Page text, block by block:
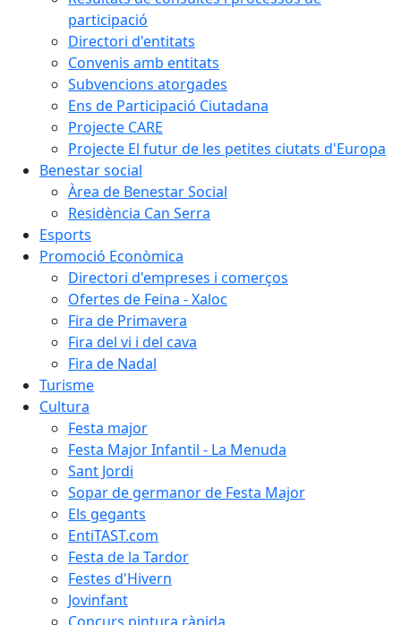
participació
Directori d'entitats
Convenis amb entitats
Subvencions atorgades
Ens de Participació Ciutadana
Projecte CARE
Projecte El futur de les petites ciutats d'Europa
Benestar social
Àrea de Benestar Social
Residència Can Serra
Esports
Promoció Econòmica
Directori d'empreses i comerços
Ofertes de Feina - Xaloc
Fira de Primavera
Fira del vi i del cava
Fira de Nadal
Turisme
Cultura
Festa major
Festa Major Infantil - La Menuda
Sant Jordi
Sopar de germanor de Festa Major
Els gegants
EntiTAST.com
Festa de la Tardor
Festes d'Hivern
Jovinfant